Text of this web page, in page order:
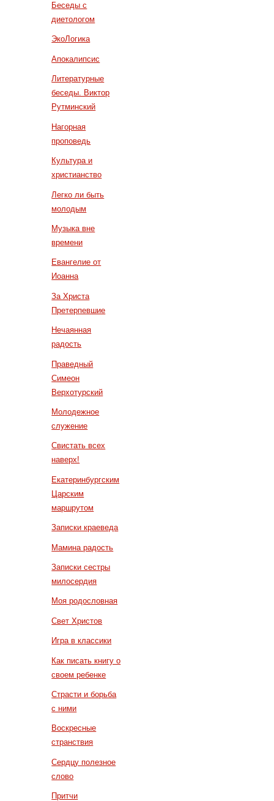
Беседы с
диетологом
ЭкоЛогика
Апокалипсис
Литературные
беседы. Виктор
Рутминский
Нагорная
проповедь
Культура и
христианство
Легко ли быть
молодым
Музыка вне
времени
Евангелие от
Иоанна
За Христа
Претерпевшие
Нечаянная
радость
Праведный
Симеон
Верхотурский
Молодежное
служение
Свистать всех
наверх!
Екатеринбургским
Царским
маршрутом
Записки краеведа
Мамина радость
Записки сестры
милосердия
Моя родословная
Свет Христов
Игра в классики
Как писать книгу о
своем ребенке
Страсти и борьба
с ними
Воскресные
странствия
Сердцу полезное
слово
Притчи